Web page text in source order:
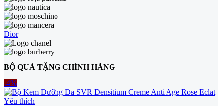
Dior
BỘ QUÀ TẶNG CHÍNH HÃNG
-4%
Yêu thích